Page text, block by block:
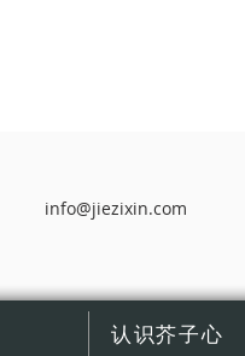
info@jiezixin.com
认识芥子心